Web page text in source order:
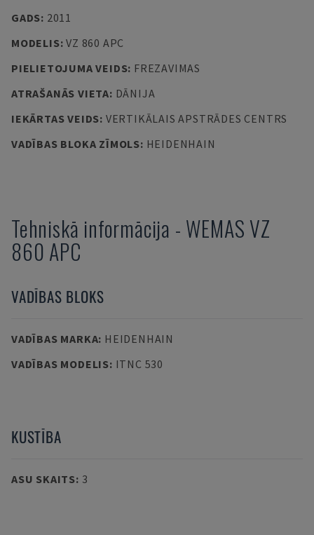
GADS: 2011
MODELIS:VZ 860 APC
PIELIETOJUMA VEIDS: FREZAVIMAS
ATRAŠANĀS VIETA: DĀNIJA
IEKĀRTAS VEIDS: VERTIKĀLAIS APSTRĀDES CENTRS
VADĪBAS BLOKA ZĪMOLS: HEIDENHAIN
Tehniskā informācija - WEMAS VZ
860 APC
VADĪBAS BLOKS
VADĪBAS MARKA: HEIDENHAIN
VADĪBAS MODELIS: ITNC 530
KUSTĪBA
ASU SKAITS: 3